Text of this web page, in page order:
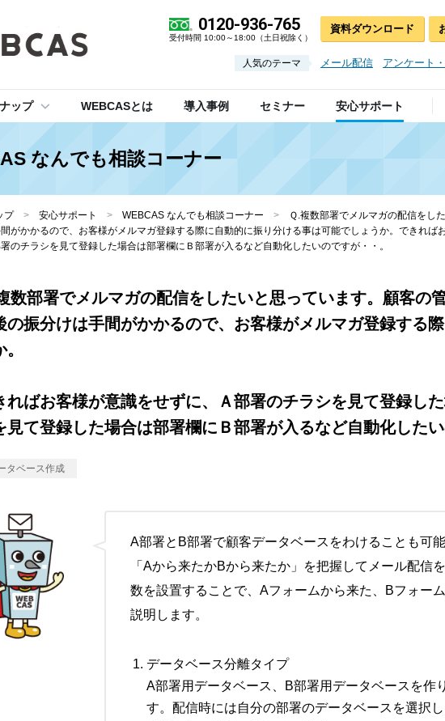
ップ WEBCASとは 導入事例 セミナー 安心サポート
0120-936-765
受付時間 10:00～18:00（土日祝除く）
資料ダウンロード
人気のテーマ メール配信 アンケート
なんでも相談コーナー
プ > 安心サポート > WEBCAS なんでも相談コーナー >
Ｑ.複数部署でメルマガの配信をし
がかかるので、お客様がメルマガ登録する際に自動的に振り分ける事は可能でしょうか。できれ
のチラシを見て登録した場合は部署欄にＢ部署が入るなど自動化したいのですが・・。
数部署でメルマガの配信をしたいと思っています。顧客の
の振分けは手間がかかるので、お客様がメルマガ登録する
ればお客様が意識をせずに、Ａ部署のチラシを見て登録し
見て登録した場合は部署欄にＢ部署が入るなど自動化したい
タベース作成
A部署とB部署で顧客データベースをわけることも可
「Aから来たかBから来たか」を把握してメール配信
数を設置することで、Aフォームから来た、Bフォー
説明します。
データベース分離タイプ
A部署用データベース、B部署用データベースを作
す。配信時には自分の部署のデータベースを選択